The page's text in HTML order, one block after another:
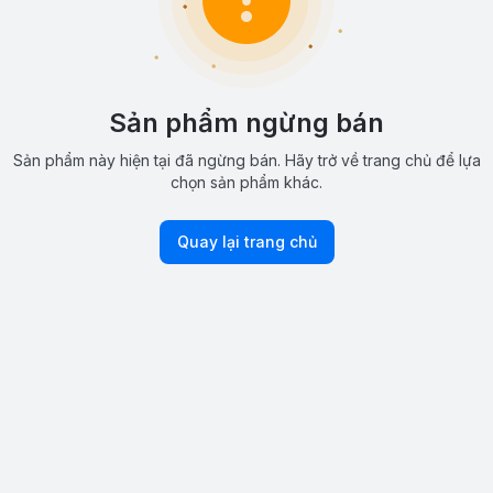
Sản phẩm ngừng bán
Sản phẩm này hiện tại đã ngừng bán. Hãy trở về trang chủ để lựa
chọn sản phẩm khác.
Quay lại trang chủ